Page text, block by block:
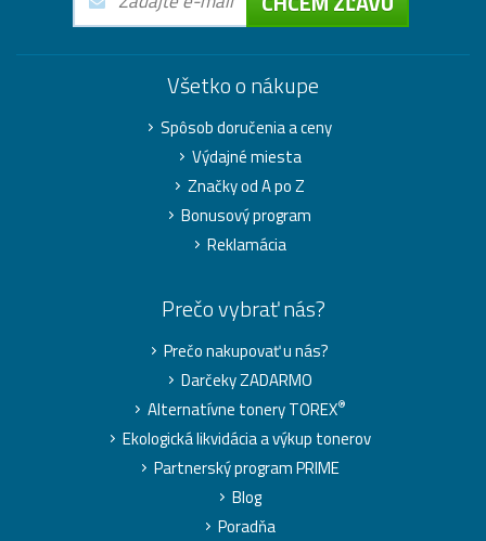
Všetko o nákupe
Spôsob doručenia a ceny
Výdajné miesta
Značky od A po Z
Bonusový program
Reklamácia
Prečo vybrať nás?
Prečo nakupovať u nás?
Darčeky ZADARMO
Alternatívne tonery TOREX®
Ekologická likvidácia a výkup tonerov
Partnerský program PRIME
Blog
Poradňa